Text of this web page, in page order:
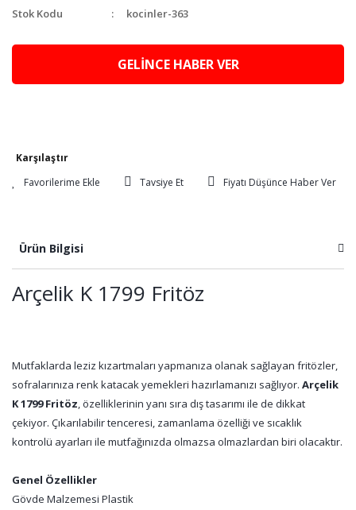
Stok Kodu
kocinler-363
GELİNCE HABER VER
Karşılaştır
Tavsiye Et
Fiyatı Düşünce Haber Ver
Ürün Bilgisi
Arçelik K 1799 Fritöz
Mutfaklarda leziz kızartmaları yapmanıza olanak sağlayan fritözler,
sofralarınıza renk katacak yemekleri hazırlamanızı sağlıyor. Arçelik
K 1799 Fritöz, özelliklerinin yanı sıra dış tasarımı ile de dikkat
çekiyor. Çıkarılabilir tenceresi, zamanlama özelliği ve sıcaklık
kontrolü ayarları ile mutfağınızda olmazsa olmazlardan biri olacaktır.
Genel Özellikler
Gövde Malzemesi Plastik